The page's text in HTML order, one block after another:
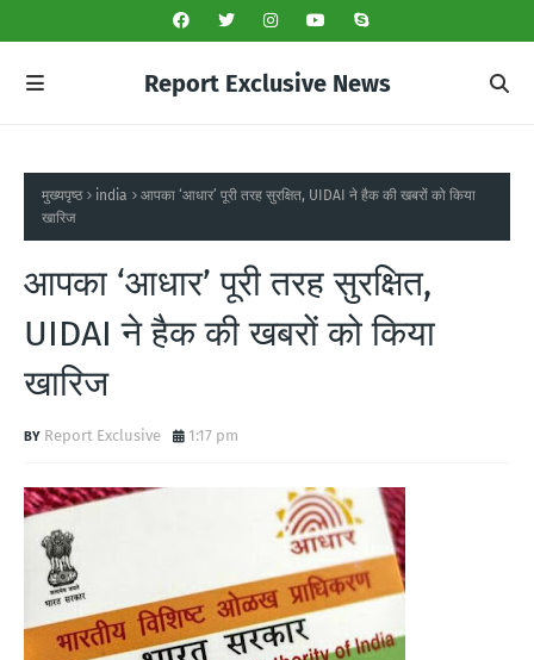
Report Exclusive News
मुख्यपृष्ठ india
आपका ‘आधार’ पूरी तरह सुरक्षित, UIDAI ने हैक की खबरों को किया
खारिज
आपका ‘आधार’ पूरी तरह सुरक्षित,
UIDAI ने हैक की खबरों को किया
खारिज
Report Exclusive 1:17 pm